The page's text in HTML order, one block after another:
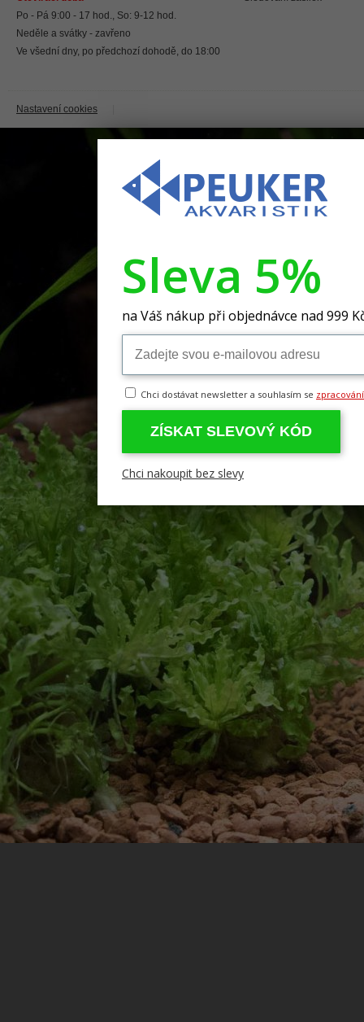
Po - Pá 9:00 - 17 hod., So: 9-12 hod.
Neděle a svátky - zavřeno
Ve všední dny, po předchozí dohodě, do 18:00
Nastavení cookies
Sleva 5%
na Váš nákup při objednávce nad 999
Chci dostávat newsletter a souhlasím se
ZÍSKAT SLEVOVÝ KÓD
Chci nakoupit bez slevy